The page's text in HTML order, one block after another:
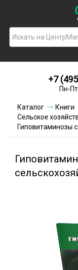
+7
Пн-
Каталог Книги
Сельское
Гиповитаминозы